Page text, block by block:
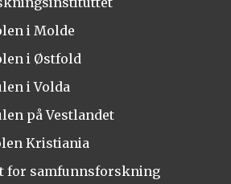
i Molde
i Østfold
i Volda
på Vestlandet
Kristiania
for samfunnsforskning